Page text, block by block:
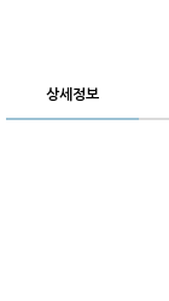
상세정보